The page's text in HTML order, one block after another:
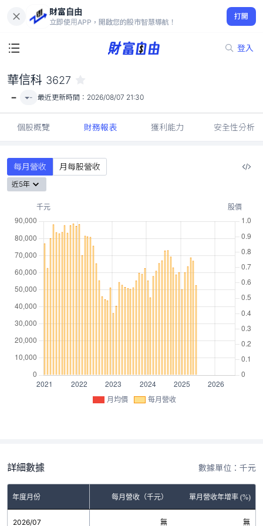
財富自由
立即使用APP，開啟您的股市智慧導航！
打開
登入
-
華信科 3627
- - 最近更新時間： 2026/08/07 21:30
個股概覽 財務報表 獲利能力 安全性分析
每月營收 月每股營收
近5年
月均價 每月營收
詳細數據 數據單位：千元
年度月份 每月營收（千元） 單月營收年增率 (%)
2026/07 無 無